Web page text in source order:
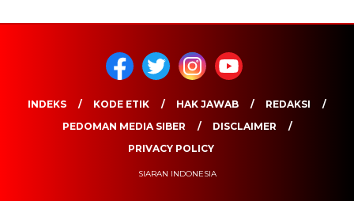
INDEKS KODE ETIK HAK JAWAB
REDAKSI
PEDOMAN MEDIA SIBER
DISCLAIMER
PRIVACY POLICY
SIARAN INDONESIA